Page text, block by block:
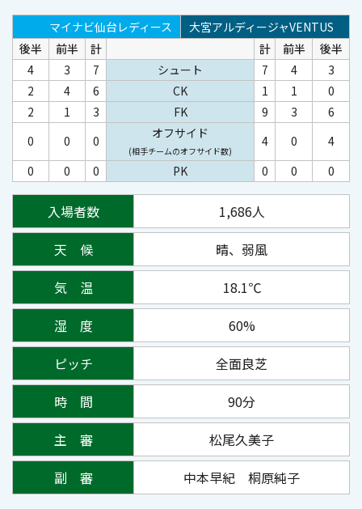
マイナビ仙台レディース
大宮アルディージャVENTUS
後半
前半 計 計 前半
後半
4
3 7 シュート 7 4
3
2
4 6 CK 1 1
0
2
1 3 FK 9 3
6
0
0 0 オフサイド
(相手チームのオフサイド数)
4 0
4
0
0 0 PK 0 0 0
入場者数
1,686人
天 候
晴、弱風
気 温
18.1℃
湿 度
60%
ピッチ
全面良芝
時 間
90分
主 審
松尾久美子
副 審
中本早紀 桐原純子